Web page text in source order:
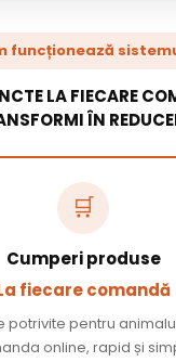
funcționează
LA FIECARE
ÎN
🛒
Cumperi produse
fiecare comandă
potrivite pentru
online, rapid și